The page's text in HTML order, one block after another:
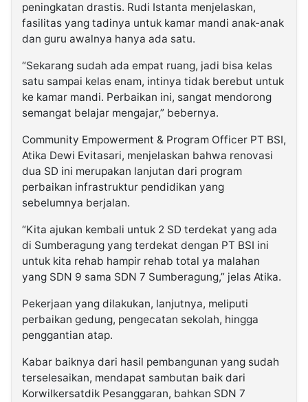
peningkatan drastis. Rudi Istanta menjelaskan,
fasilitas yang tadinya untuk kamar mandi anak-anak
dan guru awalnya hanya ada satu.
“Sekarang sudah ada empat ruang, jadi bisa kelas
satu sampai kelas enam, intinya tidak berebut untuk
ke kamar mandi. Perbaikan ini, sangat mendorong
semangat belajar mengajar,” bebernya.
Community Empowerment & Program Officer PT BSI,
Atika Dewi Evitasari, menjelaskan bahwa renovasi
dua SD ini merupakan lanjutan dari program
perbaikan infrastruktur pendidikan yang
sebelumnya berjalan.
“Kita ajukan kembali untuk 2 SD terdekat yang ada
di Sumberagung yang terdekat dengan PT BSI ini
untuk kita rehab hampir rehab total ya malahan
yang SDN 9 sama SDN 7 Sumberagung,” jelas Atika.
Pekerjaan yang dilakukan, lanjutnya, meliputi
perbaikan gedung, pengecatan sekolah, hingga
penggantian atap.
Kabar baiknya dari hasil pembangunan yang sudah
terselesaikan, mendapat sambutan baik dari
Korwilkersatdik Pesanggaran, bahkan SDN 7